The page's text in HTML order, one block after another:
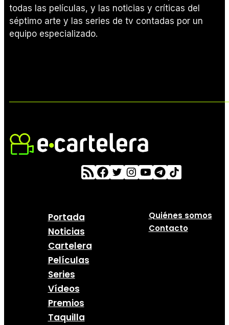
todas las películas, y las noticias y críticas del
séptimo arte y las series de tv contadas por un
equipo especializado.
Portada
Noticias
Cartelera
Películas
Series
Vídeos
Premios
Taquilla
Quiénes somos
Contacto